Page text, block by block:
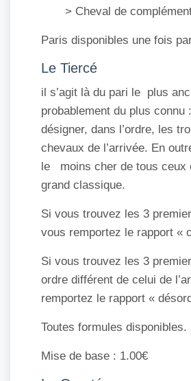
> Cheval de
Paris disponibles une fois
Le Tiercé
il s’agit là du pari le plus
probablement du plus connu
désigner, dans l’ordre, les
chevaux de l’arrivée. En
le moins cher de tous ceux
grand classique.
Si vous trouvez les 3
vous remportez le rapport «
Si vous trouvez les 3
ordre différent de celui de
remportez le rapport «
Toutes formules disponibles.
Mise de base : 1.00€